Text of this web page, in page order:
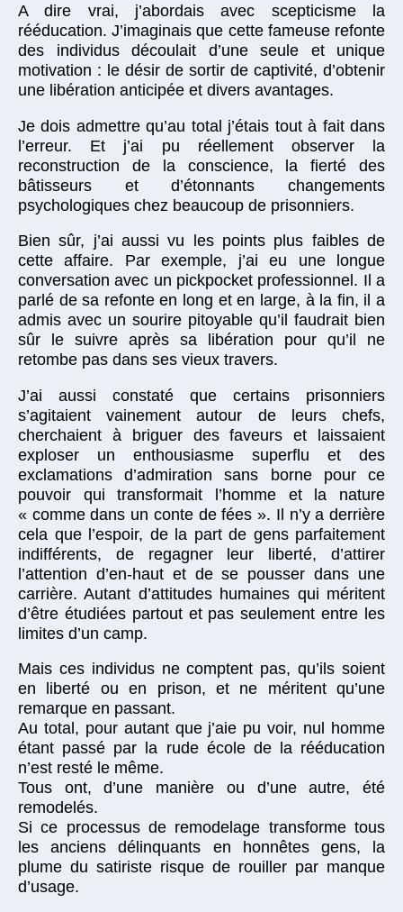
A dire vrai, j’abordais avec scepticisme la
rééducation. J’imaginais que cette fameuse refonte
des individus découlait d’une seule et unique
motivation : le désir de sortir de captivité, d’obtenir
une libération anticipée et divers avantages.
Je dois admettre qu’au total j’étais tout à fait dans
l’erreur. Et j’ai pu réellement observer la
reconstruction de la conscience, la fierté des
bâtisseurs et d’étonnants changements
psychologiques chez beaucoup de prisonniers.
Bien sûr, j’ai aussi vu les points plus faibles de
cette affaire. Par exemple, j’ai eu une longue
conversation avec un pickpocket professionnel. Il a
parlé de sa refonte en long et en large, à la fin, il a
admis avec un sourire pitoyable qu’il faudrait bien
sûr le suivre après sa libération pour qu’il ne
retombe pas dans ses vieux travers.
J’ai aussi constaté que certains prisonniers
s’agitaient vainement autour de leurs chefs,
cherchaient à briguer des faveurs et laissaient
exploser un enthousiasme superflu et des
exclamations d’admiration sans borne pour ce
pouvoir qui transformait l’homme et la nature
« comme dans un conte de fées ». Il n’y a derrière
cela que l’espoir, de la part de gens parfaitement
indifférents, de regagner leur liberté, d’attirer
l’attention d’en-haut et de se pousser dans une
carrière. Autant d’attitudes humaines qui méritent
d’être étudiées partout et pas seulement entre les
limites d’un camp.
Mais ces individus ne comptent pas, qu’ils soient
en liberté ou en prison, et ne méritent qu’une
remarque en passant.
Au total, pour autant que j’aie pu voir, nul homme
étant passé par la rude école de la rééducation
n’est resté le même.
Tous ont, d’une manière ou d’une autre, été
remodelés.
Si ce processus de remodelage transforme tous
les anciens délinquants en honnêtes gens, la
plume du satiriste risque de rouiller par manque
d’usage.